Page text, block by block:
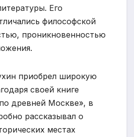
Его
философской
проникновенностью
приобрел широкую
своей книге
древней Москве», в
рассказывал о
местах